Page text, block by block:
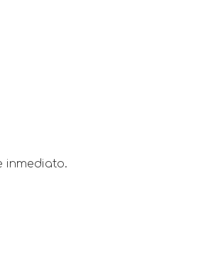
inmediato.